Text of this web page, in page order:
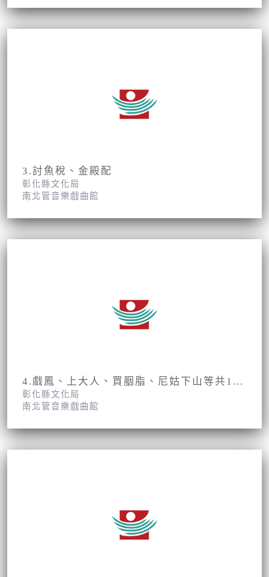
3.討魚稅、金殿配
彰化縣文化局
南北管音樂戲曲館
4.戲鳳、上大人、買胭脂、尼姑下山等共15齣折子戲曲
彰化縣文化局
南北管音樂戲曲館